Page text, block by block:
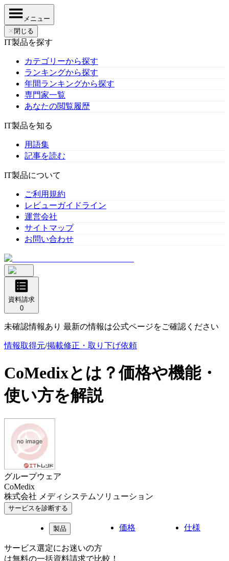
メニュー
✕ 閉じる
IT製品を探す
カテゴリーから探す
ランキングから探す
年間ランキングから探す
専門家一覧
あなたの閲覧履歴
IT製品を知る
用語集
記事を読む
IT製品について
ご利用規約
レビューガイドライン
運営会社
サイトマップ
お問い合わせ
資料請求
0
未確認情報あり 最新の情報は公式ページをご確認ください
情報取得元/掲載修正・取り下げ依頼
CoMedixとは？価格や機能・
使い方を解説
グループウェア
CoMedix
株式会社 メディシステムソリューション
サービスを診断する
製品 価格 仕様
サービス選定にお迷いの方
は無料の一括資料請求で比較！